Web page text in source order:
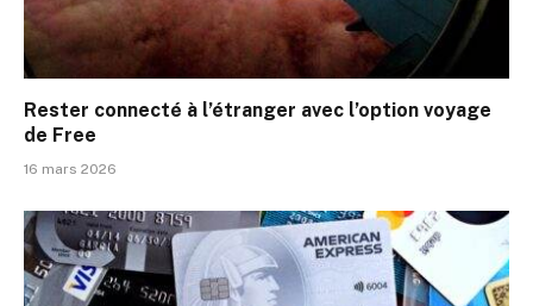
Rester connecté à l’étranger avec l’option voyage
de Free
16 mars 2026